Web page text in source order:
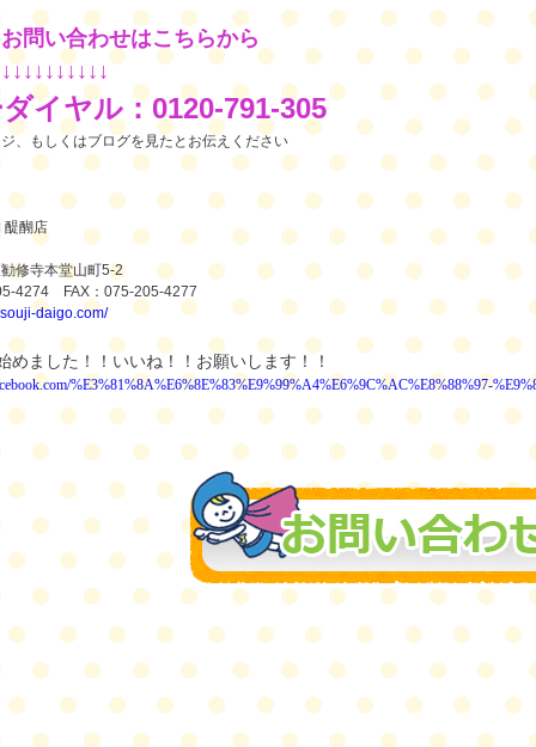
問い合わせはこちらから
イヤル：0120-791-305
、もしくはブログを見たとお伝えください
醍醐店
修寺本堂山町5-2
4274
FAX ： 075-205-4277
daigo.com/
めました！！いいね！！お願いします！！
%E3%81%8A%E6%8E%83%E9%99%A4%E6%9C%AC%E8%88%97-